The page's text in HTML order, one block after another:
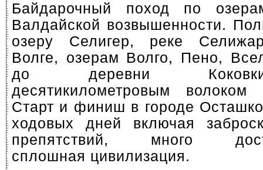
Байдарочный поход по
Валдайской возвышенности.
озеру Селигер, реке
Волге, озерам Волго, Пено,
до деревни
десятикилометровым
Старт и финиш в городе
ходовых дней включая
препятствий, много
сплошная цивилизация.